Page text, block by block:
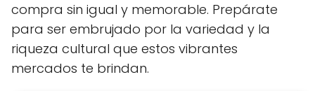
compra sin igual y memorable. Prepárate
para ser embrujado por la variedad y la
riqueza cultural que estos vibrantes
mercados te brindan.